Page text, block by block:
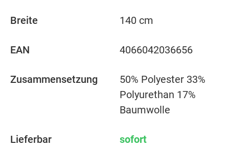
Breite 140 cm
EAN 4066042036656
Zusammensetzung
50% Polyester 33%
Polyurethan 17%
Baumwolle
Lieferbar sofort